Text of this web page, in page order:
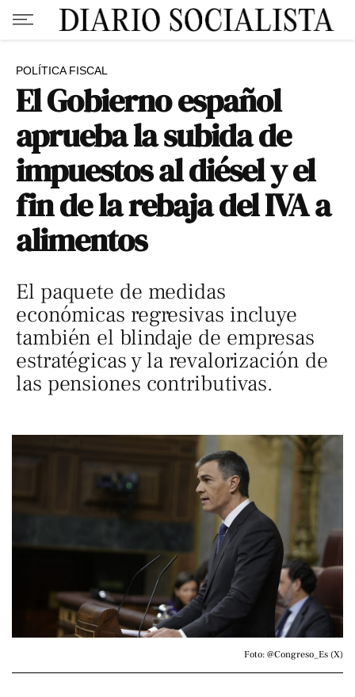
POLÍTICA FISCAL
El Gobierno español
aprueba la subida de
impuestos al diésel y el
fin de la rebaja del IVA a
alimentos
El paquete de medidas
económicas regresivas incluye
también el blindaje de empresas
estratégicas y la revalorización de
las pensiones contributivas.
Foto: @Congreso_Es (X)